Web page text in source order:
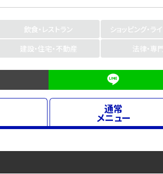
飲食・レストラン
ショッピング・ラ
建設・住宅・不動産 法律・専
通常
メニュー